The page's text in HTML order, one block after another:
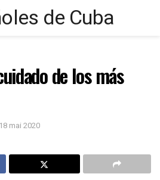
de los más
18 mai 2020